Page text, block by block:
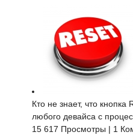
Кто не знает, что
любого девайса с
15 617 Просмотры | 1